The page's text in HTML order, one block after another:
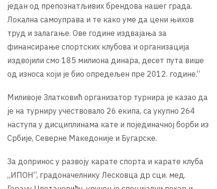
један од препознатљивих брендова нашег града.
Локална самоуправа и те како уме да цени њихов
труд и залагање. Ове године издвајања за
финансирање спортских клубова и организација
издвојили смо 185 милиона динара, десет пута више
од износа који је био опредељен пре 2012. године.“
Миливоје Златковић организатор турнира је казао да
је на турниру учествовало 26 екипа, са укупно 264
наступа у дисциплинама кате и појединачној борби из
Србије, Северне Македоније и Бугарске.
За допринос у развоју карате спорта и карате клуба
„ИПОН“, градоначелнику Лесковца др сци. мед.